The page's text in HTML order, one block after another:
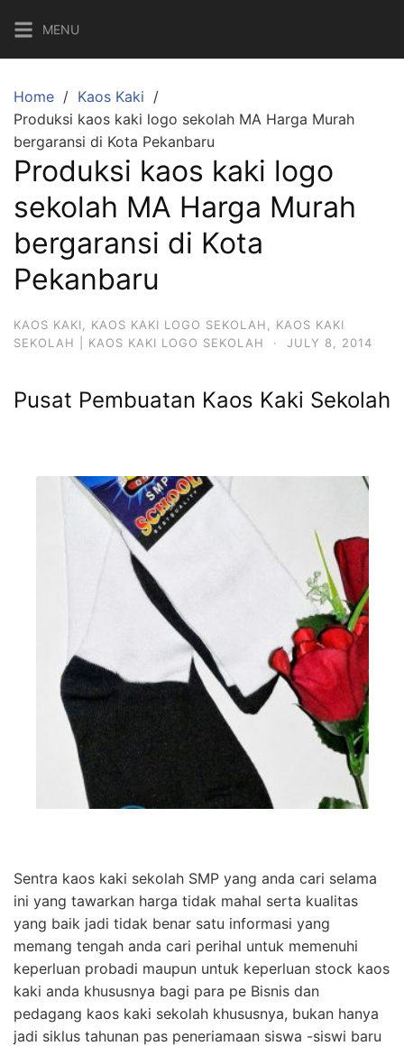
content
MENU
Home
Kaos Kaki
Produksi kaos kaki logo sekolah MA Harga Murah
bergaransi di Kota Pekanbaru
Produksi kaos kaki logo
sekolah MA Harga Murah
bergaransi di Kota
Pekanbaru
KAOS KAKI KAOS KAKI LOGO SEKOLAH
KAOS KAKI
SEKOLAH | KAOS KAKI LOGO SEKOLAH
· JULY 8, 2014
Pusat Pembuatan Kaos Kaki Sekolah
Sentra kaos kaki sekolah SMP yang anda cari selama
ini yang tawarkan harga tidak mahal serta kualitas
yang baik jadi tidak benar satu informasi yang
memang tengah anda cari perihal untuk memenuhi
keperluan probadi maupun untuk keperluan stock kaos
kaki anda khususnya bagi para pe Bisnis dan
pedagang kaos kaki sekolah khususnya, bukan hanya
jadi siklus tahunan pas peneriamaan siswa -siswi baru